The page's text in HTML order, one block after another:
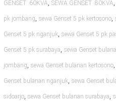
GENSET 60KVA, SEWA GENSET 80KVA,
pk jombang, sewa Genset 5 pk kertosono,
Genset 5 pk nganjuk, sewa Genset 5 pk
Genset 5 pk surabaya, sewa Genset
jombang, sewa Genset bulanan kertosono,
Genset bulanan nganjuk, sewa Genset
sidoarjo, sewa Genset bulanan surabaya,